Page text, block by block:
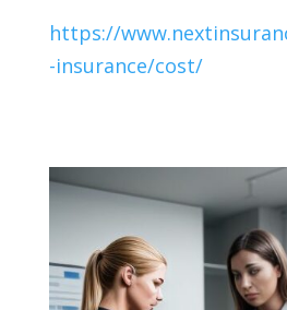
https://
-insurance/cost/